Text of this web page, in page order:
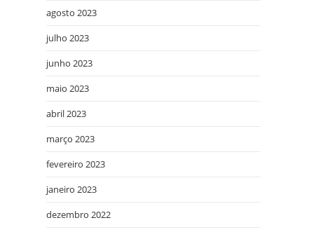
agosto 2023
julho 2023
junho 2023
maio 2023
abril 2023
março 2023
fevereiro 2023
janeiro 2023
dezembro 2022